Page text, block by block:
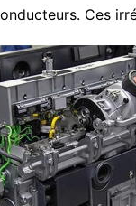
Ces